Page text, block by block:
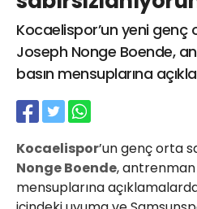
Kocaelispor’un yeni
Joseph Nonge Boende,
basın mensuplarına
Kocaelispor’un genç orta
Nonge Boende, antrenman
mensuplarına
21